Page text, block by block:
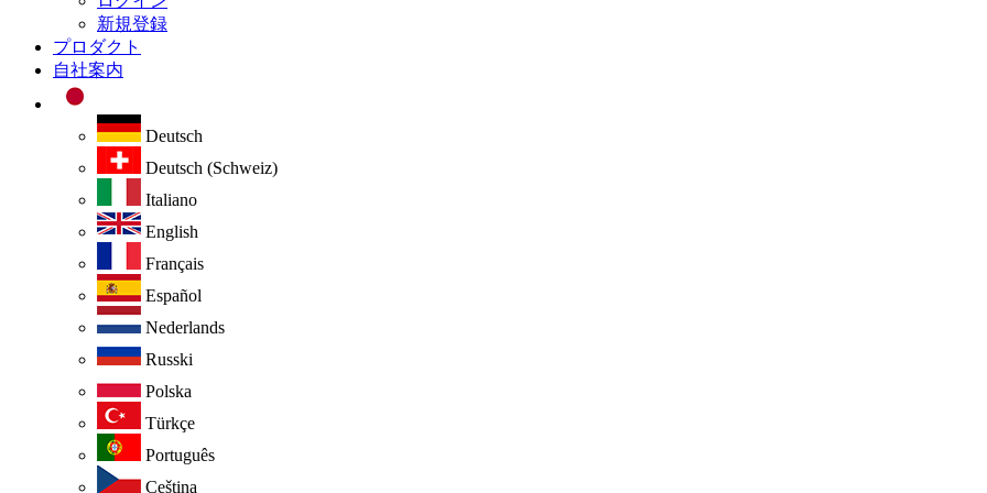
新規登録
プロダクト
自社案内
Deutsch
Deutsch (Schweiz)
Italiano
English
Français
Español
Nederlands
Russki
Polska
Türkçe
Português
Ceština